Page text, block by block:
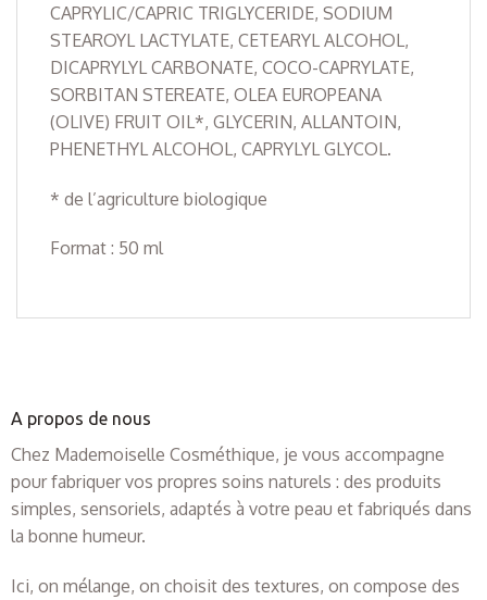
CAPRYLIC/CAPRIC TRIGLYCERIDE, SODIUM
STEAROYL LACTYLATE, CETEARYL ALCOHOL,
DICAPRYLYL CARBONATE, COCO-CAPRYLATE,
SORBITAN STEREATE, OLEA EUROPEANA
(OLIVE) FRUIT OIL*, GLYCERIN, ALLANTOIN,
PHENETHYL ALCOHOL, CAPRYLYL GLYCOL.
* de l’agriculture biologique
Format : 50 ml
A propos de nous
Chez Mademoiselle Cosméthique, je vous accompagne
pour fabriquer vos propres soins naturels : des produits
simples, sensoriels, adaptés à votre peau et fabriqués dans
la bonne humeur.
Ici, on mélange, on choisit des textures, on compose des